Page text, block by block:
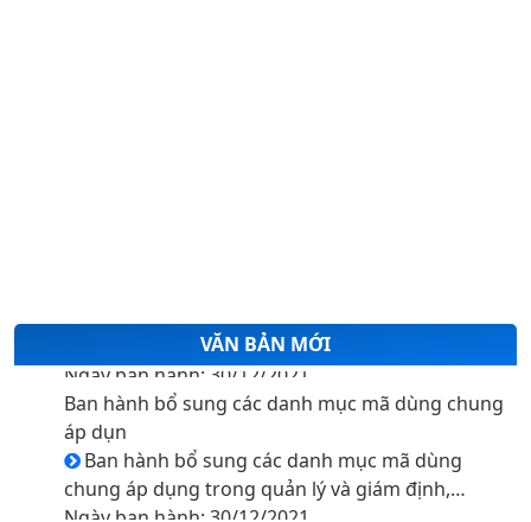
VĂN BẢN MỚI
Ban hành bổ sung các danh mục mã dùng chung
áp dụn
Ban hành bổ sung các danh mục mã dùng
chung áp dụng trong quản lý và giám định,
thanh toán chi phí khám bệnh, chữa bệnh bảo
Ngày ban hành: 30/12/2021